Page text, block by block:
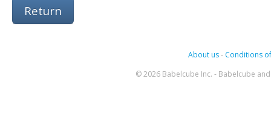
Return
About us- Conditions
© 2026 Babelcube Inc. - Babelcube